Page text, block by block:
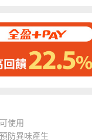
使用
防異味產生